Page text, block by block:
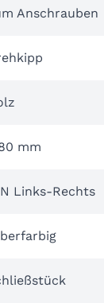
Anschrauben
mm
Links-Rechts